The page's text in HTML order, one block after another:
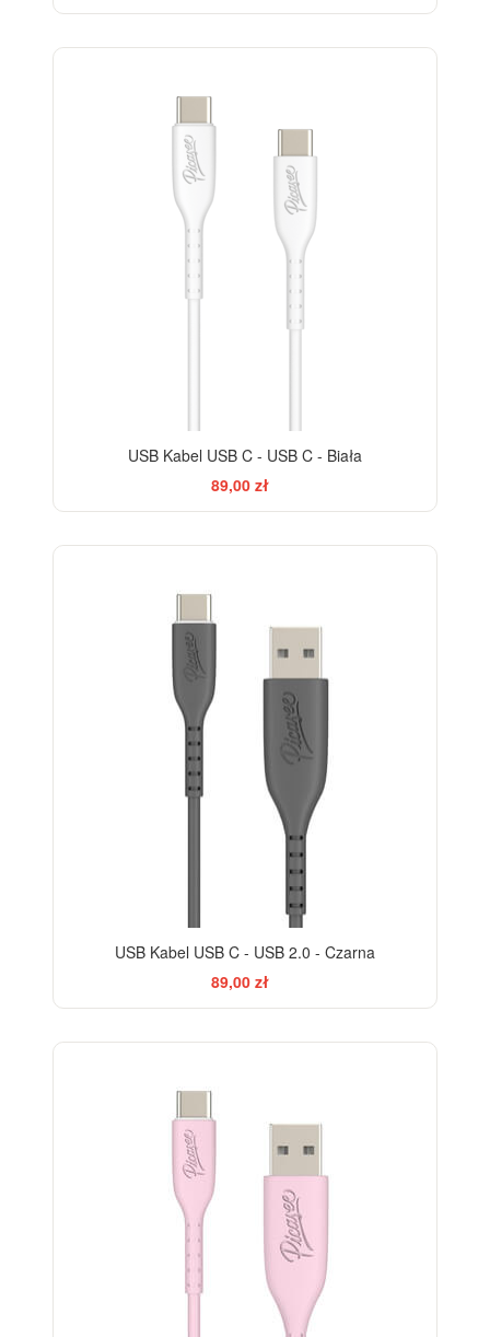
USB Kabel USB C - USB C - Biała
89,00 zł
USB Kabel USB C - USB 2.0 - Czarna
89,00 zł